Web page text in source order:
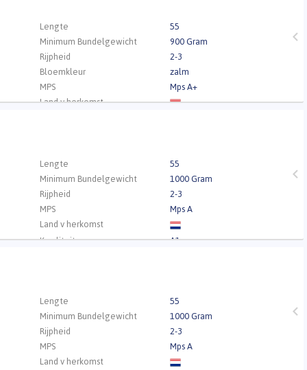
Lengte
55
Minimum Bundelgewicht
900 Gram
Rijpheid
2-3
Bloemkleur
zalm
MPS
Mps A+
Land v herkomst
Lengte
55
Minimum Bundelgewicht
1000 Gram
Rijpheid
2-3
MPS
Mps A
Land v herkomst
Kwaliteit
A1
Lengte
55
Minimum Bundelgewicht
1000 Gram
Rijpheid
2-3
MPS
Mps A
Land v herkomst